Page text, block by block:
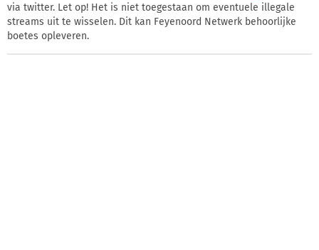
via twitter. Let op! Het is niet toegestaan om eventuele illegale
streams uit te wisselen. Dit kan Feyenoord Netwerk behoorlijke
boetes opleveren.